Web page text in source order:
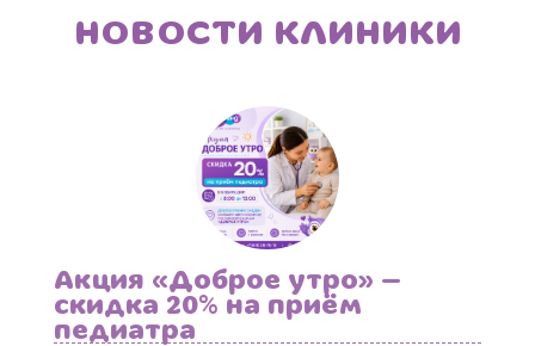
НОВОСТИ КЛИНИКИ
Акция «Доброе утро» —
скидка 20% на приём
педиатра